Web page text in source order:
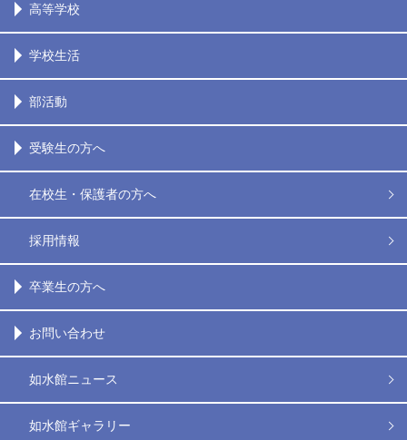
高等学校
学校生活
部活動
受験生の方へ
在校生・保護者の方へ
採用情報
卒業生の方へ
お問い合わせ
如水館ニュース
如水館ギャラリー